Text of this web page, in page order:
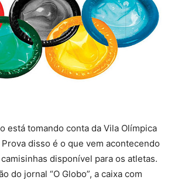
está tomando conta da Vila Olímpica
disso é o que vem acontecendo
disponível para os atletas.
do jornal “O Globo”, a caixa com